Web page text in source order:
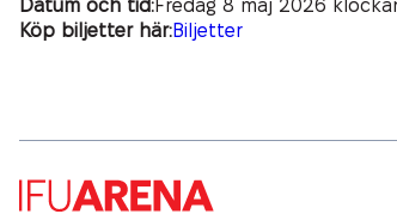
Terrassen
Läger & Cupmåltider
Social Hållbarhet
Green Key
Arenan
Kontakta oss
Datum och tid:Fredag 8 maj 2026
Köp biljetter här:Biljetter